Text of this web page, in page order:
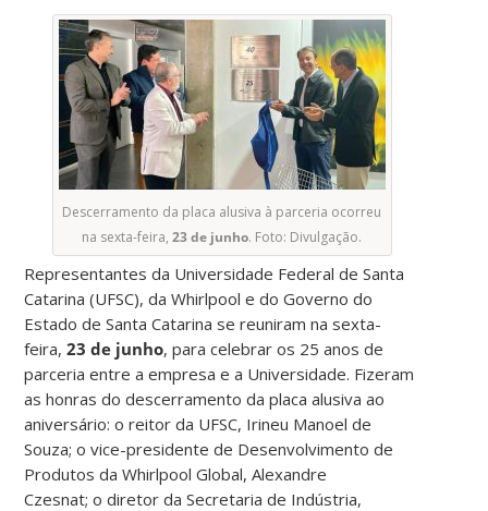
Descerramento da placa alusiva à parceria ocorreu
na sexta-feira, 23 de junho. Foto: Divulgação.
Representantes da Universidade Federal de Santa
Catarina (UFSC), da Whirlpool e do Governo do
Estado de Santa Catarina se reuniram na sexta-
feira,23 de junho, para celebrar os 25 anos de
parceria entre a empresa e a Universidade. Fizeram
as honras do descerramento da placa alusiva ao
aniversário: o reitor da UFSC, Irineu Manoel de
Souza; o vice-presidente de Desenvolvimento de
Produtos da Whirlpool Global, Alexandre
Czesnat; o diretor da Secretaria de Indústria,